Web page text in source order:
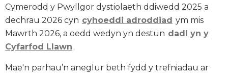
Cymerodd y Pwyllgor dystiolaeth ddiwedd 2025 a
dechrau 2026 cyn cyhoeddi adroddiad ym mis
Mawrth 2026, a oedd wedyn yn destun dadl yn y
Cyfarfod Llawn .
Mae'n parhau’n aneglur beth fydd y trefniadau ar